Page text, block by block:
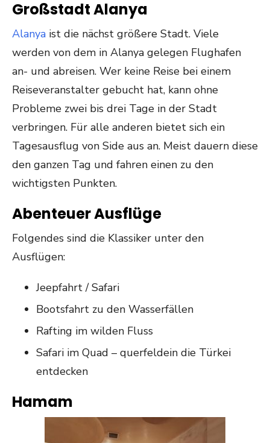
Großstadt Alanya
Alanya ist die nächst größere Stadt. Viele
werden von dem in Alanya gelegen Flughafen
an- und abreisen. Wer keine Reise bei einem
Reiseveranstalter gebucht hat, kann ohne
Probleme zwei bis drei Tage in der Stadt
verbringen. Für alle anderen bietet sich ein
Tagesausflug von Side aus an. Meist dauern diese
den ganzen Tag und fahren einen zu den
wichtigsten Punkten.
Abenteuer Ausflüge
Folgendes sind die Klassiker unter den
Ausflügen:
Jeepfahrt / Safari
Bootsfahrt zu den Wasserfällen
Rafting im wilden Fluss
Safari im Quad – querfeldein die Türkei
entdecken
Hamam